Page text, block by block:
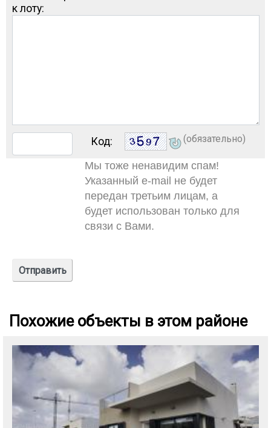
к лоту:
Код: (обязательно)
Мы тоже ненавидим спам!
Указанный e-mail не будет
передан третьим лицам, а
будет использован только для
связи с Вами.
Похожие объекты в этом районе